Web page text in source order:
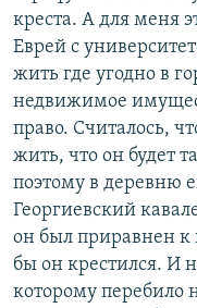
креста. А для меня
Еврей с
жить где угодно в
недвижимое
право. Считалось,
жить, что он будет
поэтому в деревню
Георгиевский
он был приравнен к
бы он крестился. И
которому